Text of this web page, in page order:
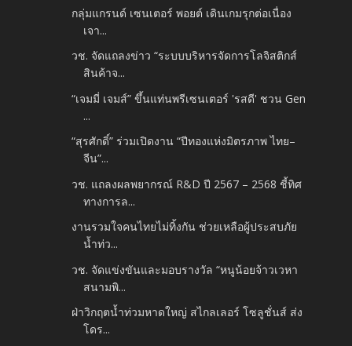
กลุ่มแกรนด์ เซนเตอร์ พอยต์ เดินเกมรุกต่อเนื่อง
เจา...
วช. จัดแถลงข่าว “ระบบบริหารจัดการโลจิสติกส์
สินค้าจ...
“เจมมี่ เจมส์” ขึ้นแท่นพรีเซนเตอร์ 'รสดี' ชวน Gen
...
“สุรศักดิ์” ร่วมเปิดงาน “ปีทองแห่งมิตรภาพ ไทย–
จีน”...
วช. แถลงผลพยากรณ์ R&D ปี 2567 – 2568 ชี้ทิศ
ทางการล...
งานรวมใจคนไทยไม่ทิ้งกัน ช่วยเหลือผู้ประสบภัย
น้ำท่ว...
วช. จัดแข่งขันและมอบรางวัล “หนูน้อยจ้าวเวหา
สนามพิ...
ฝ่าวิกฤตน้ำท่วมหาดใหญ่ สไกลเลอร์ โซลูชั่นส์ ส่ง
โดร...